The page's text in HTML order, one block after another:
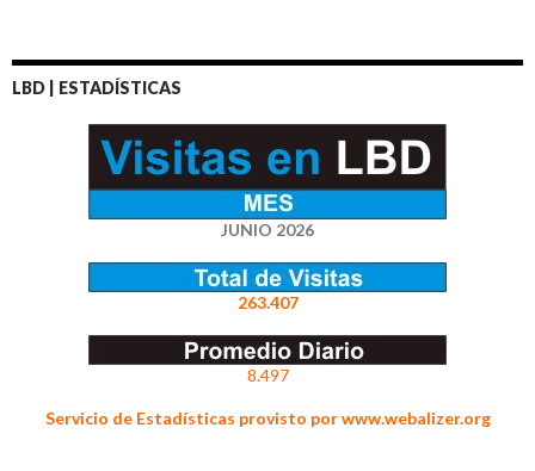
LBD | ESTADÍSTICAS
JUNIO 2026
263.407
8.497
Servicio de Estadísticas provisto por www.webalizer.org